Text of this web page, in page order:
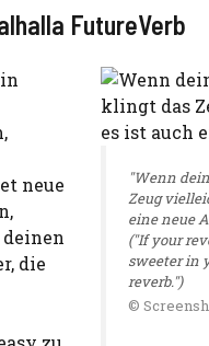
FutureVerb
neue
die
"Wenn
Zeug
eine neue
("If your
sweeter in
reverb.")
©